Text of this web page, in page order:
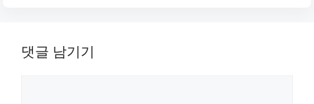
댓글 남기기